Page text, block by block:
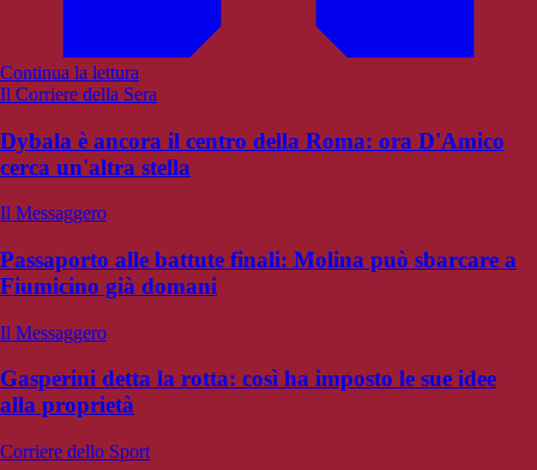
Continua la lettura
Il Corriere della Sera
Dybala è ancora il centro della Roma: ora D'Amico
cerca un'altra stella
Il Messaggero
Passaporto alle battute finali: Molina può sbarcare a
Fiumicino già domani
Il Messaggero
Gasperini detta la rotta: così ha imposto le sue idee
alla proprietà
Corriere dello Sport